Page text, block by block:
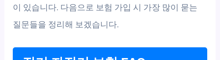
이 있습니다. 다음으로 보험 가입 시 가장 많이 묻는
질문들을 정리해 보겠습니다.